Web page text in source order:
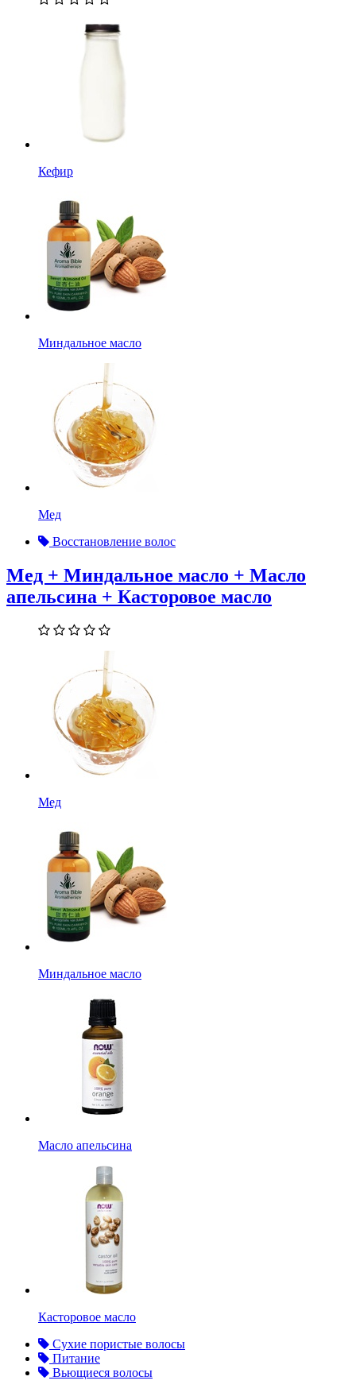
Кефир
Миндальное масло
Мед
Восстановление волос
Мед + Миндальное масло + Масло
апельсина + Касторовое масло
Мед
Миндальное масло
Масло апельсина
Касторовое масло
Сухие пористые волосы
Питание
Вьющиеся волосы